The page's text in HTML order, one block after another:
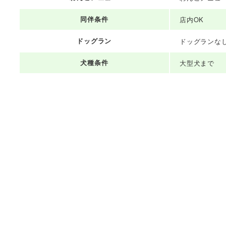
同伴条件 店内OK
ドッグラン ドッグランな
犬種条件 大型犬まで